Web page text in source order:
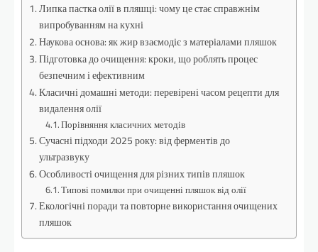
Липка пастка олії в пляшці: чому це стає справжнім
випробуванням на кухні
Наукова основа: як жир взаємодіє з матеріалами пляшок
Підготовка до очищення: кроки, що роблять процес
безпечним і ефективним
Класичні домашні методи: перевірені часом рецепти для
видалення олії
Порівняння класичних методів
Сучасні підходи 2025 року: від ферментів до
ультразвуку
Особливості очищення для різних типів пляшок
Типові помилки при очищенні пляшок від олії
Екологічні поради та повторне використання очищених
пляшок